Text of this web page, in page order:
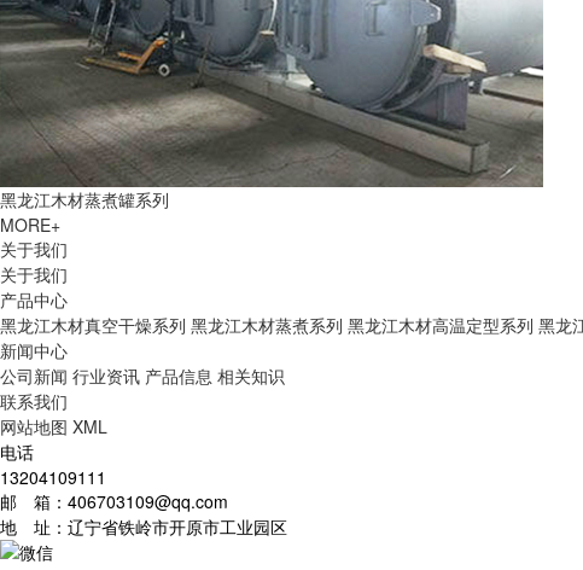
黑龙江木材蒸煮罐系列
MORE+
关于我们
关于我们
产品中心
黑龙江木材真空干燥系列 黑龙江木材蒸煮系列 黑龙江木材高温定型系列 黑龙
新闻中心
公司新闻 行业资讯 产品信息 相关知识
联系我们
网站地图 XML
电话
13204109111
邮 箱：406703109@qq.com
地 址：辽宁省铁岭市开原市工业园区